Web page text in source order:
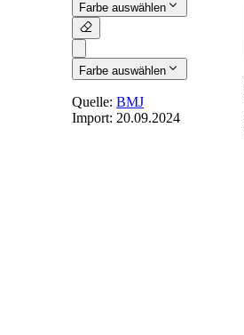
Farbe auswählen
Farbe auswählen
Quelle:BMJ
Import:20.09.2024